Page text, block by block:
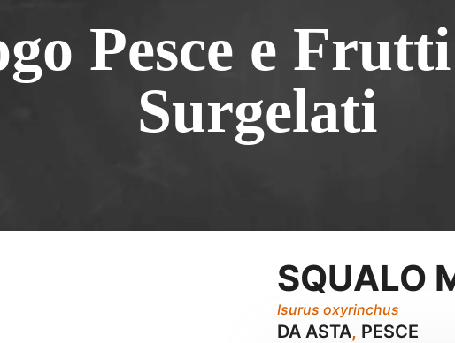
Pesce e
Surgelati
SQUALO
Isurus oxyrinchus
DA ASTA, PESCE